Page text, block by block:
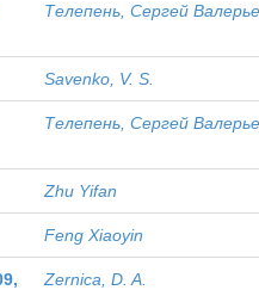
Телепень, Сергей
Savenko, V. S.
Телепень, Сергей
Zhu Yifan
Feng Xiaoyin
Zernica, D. A.